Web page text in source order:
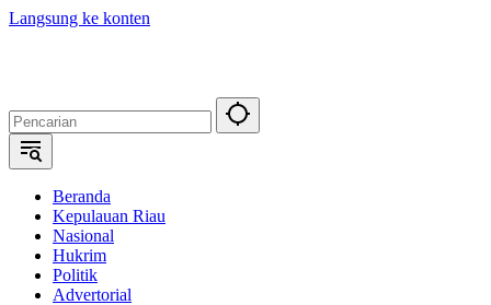
Langsung ke konten
Beranda
Kepulauan Riau
Nasional
Hukrim
Politik
Advertorial